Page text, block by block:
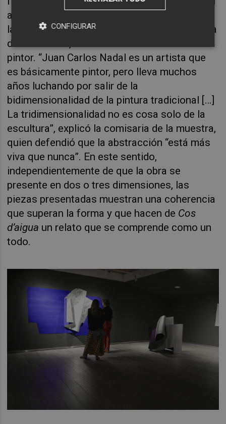
aspecto formal, pues, aunque en gran medida
la propuesta que se presenta está compuesta
de esculturas, el artista se reivindica como
pintor. “Juan Carlos Nadal es un artista que
es básicamente pintor, pero lleva muchos
años luchando por salir de la
bidimensionalidad de la pintura tradicional […]
La tridimensionalidad no es cosa solo de la
escultura”, explicó la comisaria de la muestra,
quien defendió que la abstracción “está más
viva que nunca”. En este sentido,
independientemente de que la obra se
presente en dos o tres dimensiones, las
piezas presentadas muestran una coherencia
que superan la forma y que hacen de Cos
d’aigua un relato que se comprende como un
todo.
CONFIGURAR